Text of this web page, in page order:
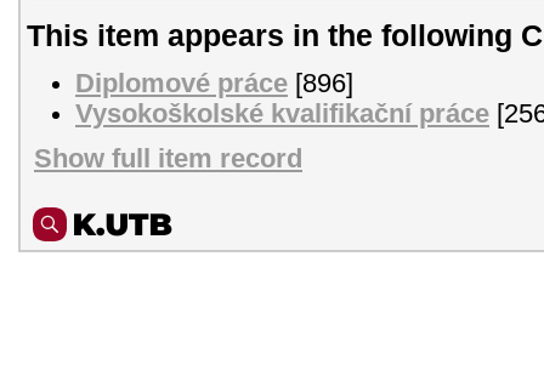
This item appears in the following
Diplomové práce [896]
Vysokoškolské kvalifikační práce
Show full item record